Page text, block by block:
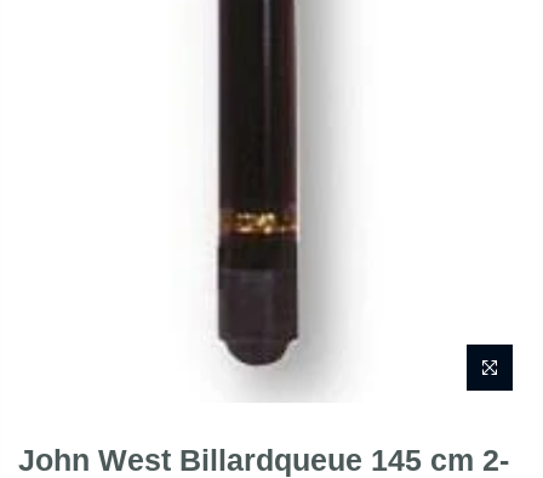
John West Billardqueue 145 cm 2-